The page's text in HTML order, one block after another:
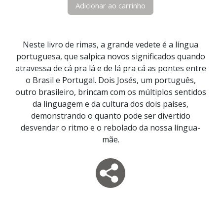
Adicionar ao carrinho
Neste livro de rimas, a grande vedete é a língua
portuguesa, que salpica novos significados quando
atravessa de cá pra lá e de lá pra cá as pontes entre
o Brasil e Portugal. Dois Josés, um português,
outro brasileiro, brincam com os múltiplos sentidos
da linguagem e da cultura dos dois países,
demonstrando o quanto pode ser divertido
desvendar o ritmo e o rebolado da nossa língua-
mãe.